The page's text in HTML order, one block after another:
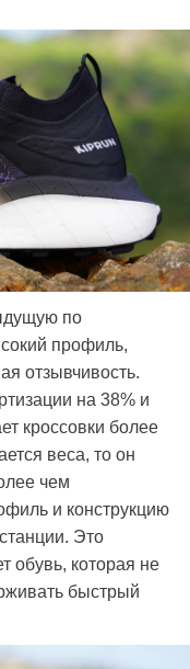
по
профиль,
отзывчивость.
на 38% и
кроссовки более
веса, то он
чем
и конструкцию
Это
обувь, которая не
быстрый